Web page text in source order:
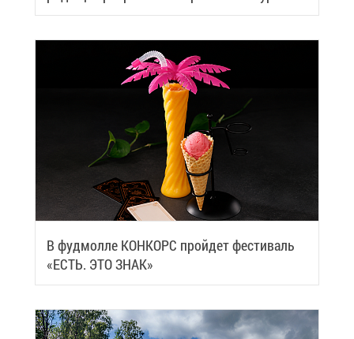
че­ский центр
В фуд­мол­ле КОН­КОРС прой­дет фе­сти­валь
«ЕСТЬ. ЭТО ЗНАК»